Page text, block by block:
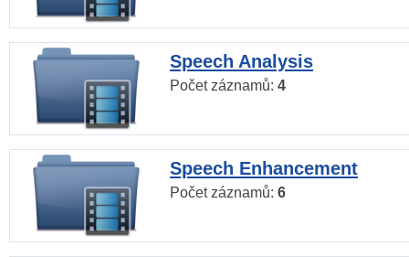
Speech Analysis
Počet záznamů: 4
Speech Enhancement
Počet záznamů: 6